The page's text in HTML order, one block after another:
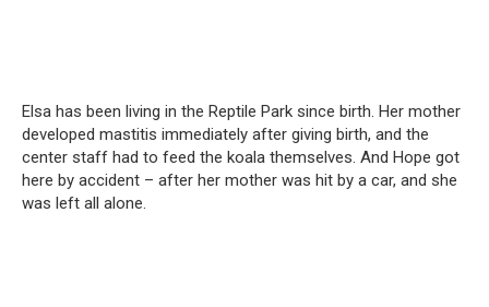
Elsa has been living in the Reptile Park since birth. Her mother
developed mastitis immediately after giving birth, and the
center staff had to feed the koala themselves. And Hope got
here by accident – after her mother was hit by a car, and she
was left all alone.